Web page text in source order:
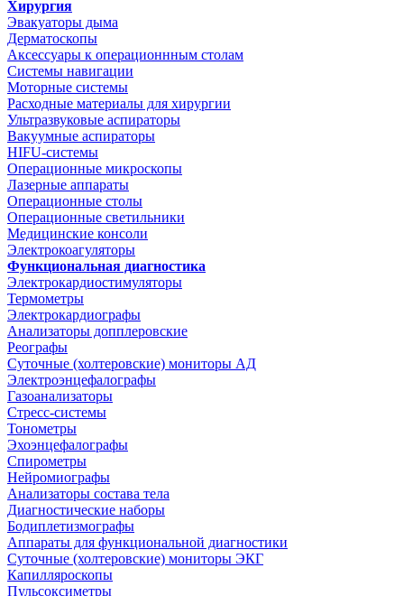
Хирургия
Эвакуаторы дыма
Дерматоскопы
Аксессуары к операционнным столам
Системы навигации
Моторные системы
Расходные материалы для хирургии
Ультразвуковые аспираторы
Вакуумные аспираторы
HIFU-системы
Операционные микроскопы
Лазерные аппараты
Операционные столы
Операционные светильники
Медицинские консоли
Электрокоагуляторы
Функциональная диагностика
Электрокардиостимуляторы
Термометры
Электрокардиографы
Анализаторы допплеровские
Реографы
Суточные (холтеровские) мониторы АД
Электроэнцефалографы
Газоанализаторы
Стресс-системы
Тонометры
Эхоэнцефалографы
Спирометры
Нейромиографы
Анализаторы состава тела
Диагностические наборы
Бодиплетизмографы
Аппараты для функциональной диагностики
Суточные (холтеровские) мониторы ЭКГ
Капилляроскопы
Пульсоксиметры